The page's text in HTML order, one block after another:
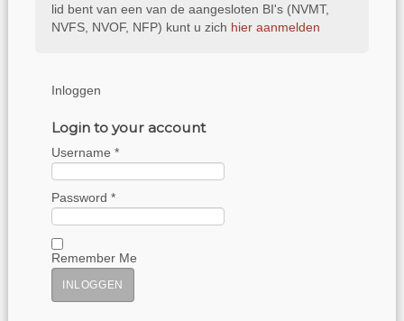
lid bent van een van de aangesloten BI's (NVMT,
NVFS, NVOF, NFP) kunt u zich hier aanmelden
Inloggen
Login to your account
Username *
Password *
Remember Me